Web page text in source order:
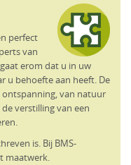
perfect
van
erom dat u in uw
u behoefte aan heeft. De
van natuur
verstilling van een
is. Bij BMS-
maatwerk.